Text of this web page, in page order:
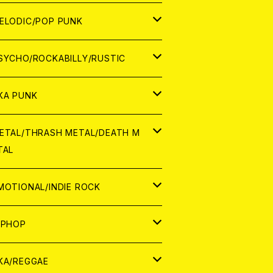
ログ
ログ
POP PUNK
ROCKABILLY/RUSTIC
PUNK
THRASH METAL/DEATH M
INDIE ROCK
REGGAE